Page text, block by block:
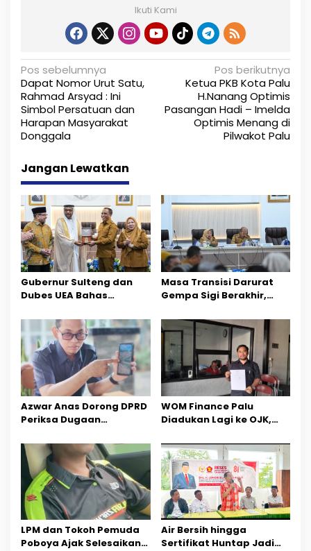
Ikuti Kami
N
a
v
i
g
a
s
i
p
o
s
Pos sebelumnya
Dapat Nomor Urut Satu,
Rahmad Arsyad : Ini
Simbol Persatuan dan
Harapan Masyarakat
Donggala
Pos berikutnya
Ketua PKB Kota Palu
H.Nanang Optimis
Pasangan Hadi – Imelda
Optimis Menang di
Pilwakot Palu
Jangan Lewatkan
Gubernur Sulteng dan
Dubes UEA Bahas
Sektor Jadi Prioritas
Masa Transisi Darurat
Gempa Sigi Berakhir,
Percepatan Pemulihan
Azwar Anas Dorong DPRD
Periksa Dugaan
Wilayah Tambang PT
CPM
‎WOM Finance Palu
Diadukan Lagi ke OJK,
Pelelangan Kini
Penarikan Kendaraan
Dipersoalkan ‎
LPM dan Tokoh Pemuda
Poboya Ajak Selesaikan
Air Bersih hingga
Sertifikat Huntap Jadi